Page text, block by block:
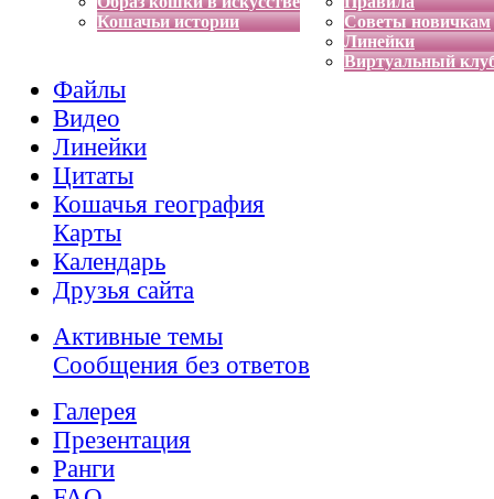
Кошачьи истории
Советы новичкам
Линейки
Виртуальный
Файлы
Видео
Линейки
Цитаты
Кошачья география
Карты
Календарь
Друзья сайта
Активные темы
Сообщения без ответов
Галерея
Презентация
Ранги